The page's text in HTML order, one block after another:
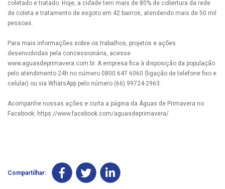
coletado e tratado. Hoje, a cidade tem mais de 80% de cobertura da rede
de coleta e tratamento de esgoto em 42 bairros, atendendo mais de 50 mil
pessoas.
Para mais informações sobre os trabalhos, projetos e ações
desenvolvidas pela concessionária, acesse
www.aguasdeprimavera.com.br. A empresa fica à disposição da população
pelo atendimento 24h no número 0800 647 6060 (ligação de telefone fixo e
celular) ou via WhatsApp pelo número (66) 99724-2963.
Acompanhe nossas ações e curta a página da Águas de Primavera no
Facebook: https://www.facebook.com/aguasdeprimavera/
Compartilhar: